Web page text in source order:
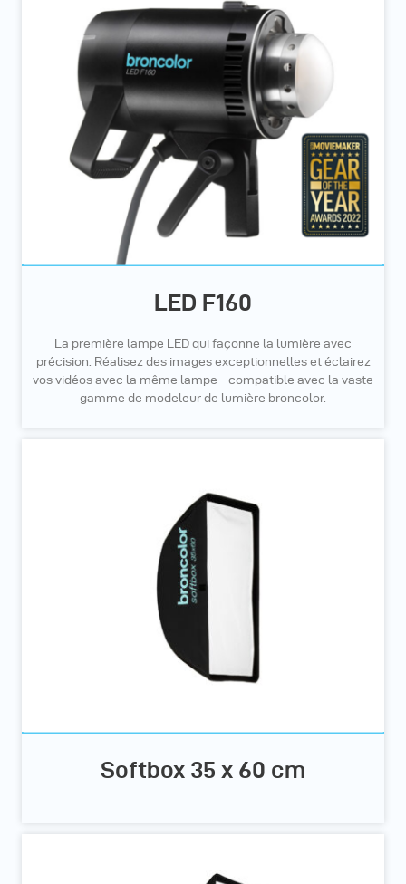
LED F160
La première lampe LED qui façonne la lumière avec
précision. Réalisez des images exceptionnelles et éclairez
vos vidéos avec la même lampe - compatible avec la vaste
gamme de modeleur de lumière broncolor.
Softbox 35 x 60 cm